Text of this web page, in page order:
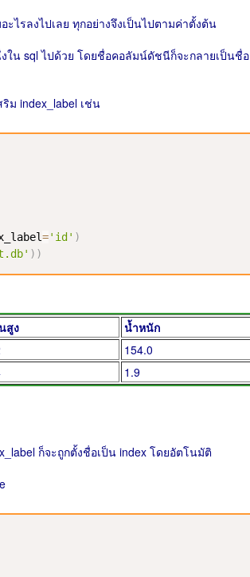
ไรลงไปเลย ทุกอย่างจึงเป็นไปตามค่าตั้งต้น
น sql ไปด้วย โดยชื่อคอลัมน์ดัชนีก็จะกลายเป็นชื่อ
ม index_label เช่น
='id' )
) )
สูง
น้ำหนัก
154.0
1.9
ก็จะถูกตั้งชื่อเป็น index โดยอัตโนมัติ